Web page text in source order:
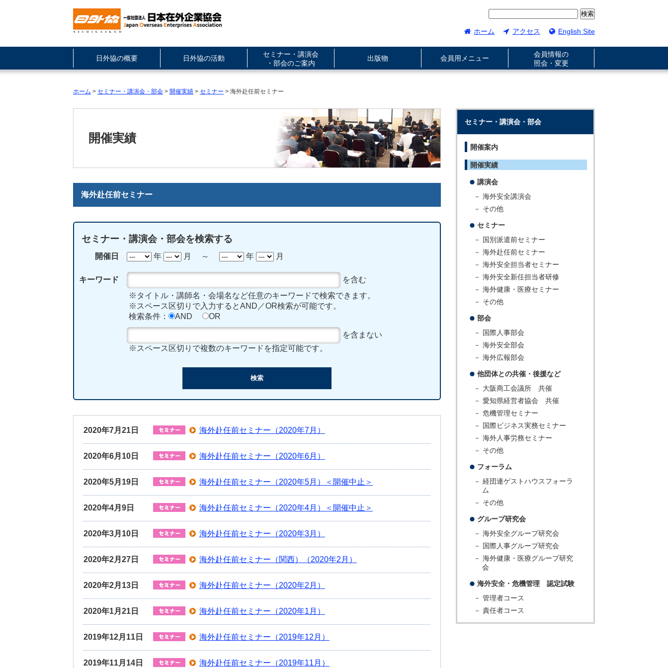
ホーム アクセス English Site
日外協の概要 日外協の活動
セミナー・講演会
・部会のご案内
出版物 会員用メニュー
会員情報の
照会・変更
ホーム > セミナー・講演会・部会 > 開催実績 > セミナー > 海外赴任前セミナー
開催実績
海外赴任前セミナー
セミナー・講演会・部会を検索する
開催日 年 月 ～ 年 月
キーワード
を含む
※タイトル・講師名・会場名など任意のキーワードで検索できます。
※スペース区切りで入力するとAND／OR検索が可能です。
検索条件：
AND OR
を含まない
※スペース区切りで複数のキーワードを指定可能です。
2020年7月21日 海外赴任前セミナー（2020年7月）
2020年6月10日 海外赴任前セミナー（2020年6月）
2020年5月19日 海外赴任前セミナー（2020年5月）＜開催中止＞
2020年4月9日 海外赴任前セミナー（2020年4月）＜開催中止＞
2020年3月10日 海外赴任前セミナー（2020年3月）
2020年2月27日 海外赴任前セミナー（関西）（2020年2月）
2020年2月13日 海外赴任前セミナー（2020年2月）
2020年1月21日 海外赴任前セミナー（2020年1月）
2019年12月11日 海外赴任前セミナー（2019年12月）
2019年11月14日 海外赴任前セミナー（2019年11月）
セミナー・講演会・部会
開催案内
開催実績
講演会
－ 海外安全講演会
－ その他
セミナー
－ 国別派遣前セミナー
－ 海外赴任前セミナー
－ 海外安全担当者セミナー
－ 海外安全新任担当者研修
－ 海外健康・医療セミナー
－ その他
部会
－ 国際人事部会
－ 海外安全部会
－ 海外広報部会
他団体との共催・後援など
－ 大阪商工会議所 共催
－ 愛知県経営者協会 共催
－ 危機管理セミナー
－ 国際ビジネス実務セミナー
－ 海外人事労務セミナー
－ その他
フォーラム
－ 経団連ゲストハウスフォーラ
ム
－ その他
グループ研究会
－ 海外安全グループ研究会
－ 国際人事グループ研究会
－ 海外健康・医療グループ研究
会
海外安全・危機管理 認定試験
－ 管理者コース
－ 責任者コース